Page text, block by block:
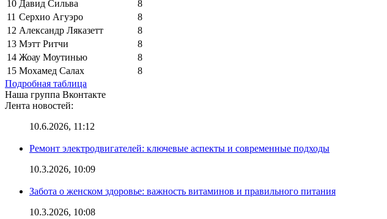
10 Давид Сильва
8
11 Серхио Агуэро
8
12 Александр Ляказетт
8
13 Мэтт Ритчи
8
14 Жоау Моутинью
8
15 Мохамед Салах
8
Подробная таблица
Наша группа Вконтакте
Лента новостей:
10.6.2026, 11:12
Ремонт электродвигателей: ключевые аспекты и современные подходы
10.3.2026, 10:09
Забота о женском здоровье: важность витаминов и правильного питания
10.3.2026, 10:08